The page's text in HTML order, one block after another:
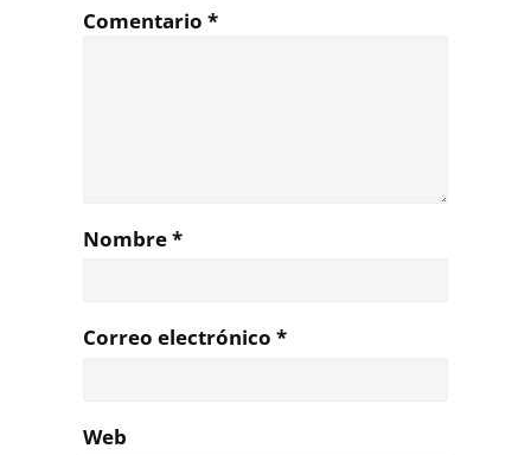
Comentario *
Nombre*
Correo electrónico *
Web